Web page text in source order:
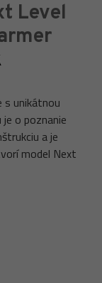
Level
s unikátnou
o poznanie
a je
model Next